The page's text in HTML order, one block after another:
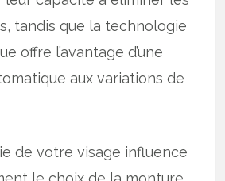
tandis que la technologie
offre l’avantage d’une
aux variations de
de votre visage influence